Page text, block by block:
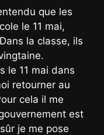
que les
le 11 mai,
la classe, ils
le 11 mai dans
retourner au
cela il me
est
je me pose